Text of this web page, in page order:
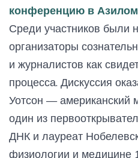
конференцию в
Среди участников были
организаторы
и журналистов как
процесса. Дискуссия
Уотсон — американский
один из
ДНК и лауреат
физиологии и